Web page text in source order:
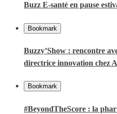
Buzz E-santé en pause
Bookmark
Buzzy’Show : rencontre
directrice innovation chez
Bookmark
#BeyondTheScore : la